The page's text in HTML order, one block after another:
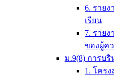
6. รายง
เรียน
7. ราย
ของผู้ค
ม.9(8) การบ
1. โคร